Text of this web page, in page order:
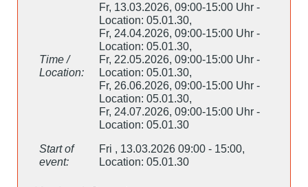
Time /
Location:
Fr, 13.03.2026, 09:00-15:00 Uhr -
Location: 05.01.30,
Fr, 24.04.2026, 09:00-15:00 Uhr -
Location: 05.01.30,
Fr, 22.05.2026, 09:00-15:00 Uhr -
Location: 05.01.30,
Fr, 26.06.2026, 09:00-15:00 Uhr -
Location: 05.01.30,
Fr, 24.07.2026, 09:00-15:00 Uhr -
Location: 05.01.30
Start of
event:
Fri , 13.03.2026 09:00 - 15:00,
Location: 05.01.30